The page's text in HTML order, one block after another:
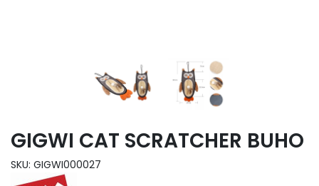
GIGWI CAT SCRATCHER BUHO
SKU: GIGWI000027